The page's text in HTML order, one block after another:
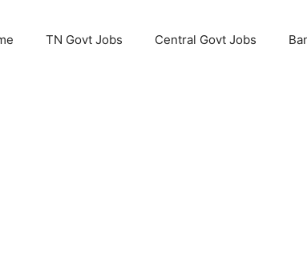
TN Govt Jobs Central Govt Jobs